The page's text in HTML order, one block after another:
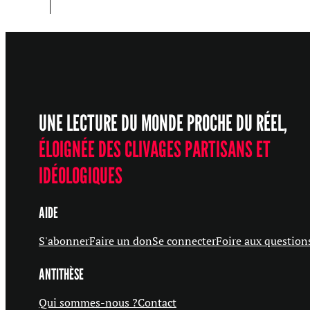
UNE LECTURE DU MONDE PROCHE DU RÉEL,
ÉLOIGNÉE DES CLIVAGES PARTISANS ET
IDÉOLOGIQUES
AIDE
S'abonnerFaire un donSe connecterFoire aux
ANTITHÈSE
Qui sommes-nous ?Contact